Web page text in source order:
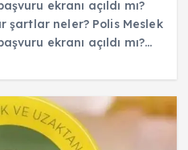
ekranı açıldı mı?
şartlar neler? Polis Meslek
ekranı açıldı mı?…